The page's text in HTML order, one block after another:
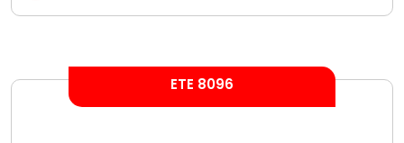
ETE 8096